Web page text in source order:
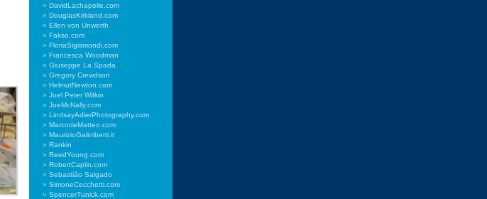
DavidLachapelle.com
DouglasKirkland.com
Ellen von Unwerth
Fakso.com
FloriaSigismondi.com
Francesca Woodman
Giuseppe La Spada
Gregory Crewdson
HelmutNewton.com
Joel Peter Witkin
JoeMcNally.com
LindsayAdlerPhotography.com
MarcodeMatteo.com
MaurizioGalimberti.it
Rankin
ReedYoung.com
RobertCaplin.com
Sebastião Salgado
SimoneCecchetti.com
SpencerTunick.com